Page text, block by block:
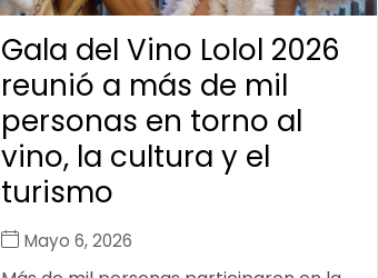
Gala del Vino Lolol 2026
reunió a más de mil
personas en torno al
vino, la cultura y el
turismo
Mayo 6, 2026